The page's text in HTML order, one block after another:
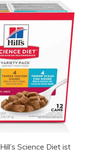
Hill’s Science Diet ist